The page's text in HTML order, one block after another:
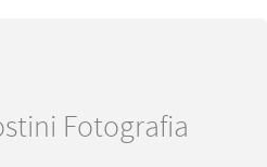
Fotografia